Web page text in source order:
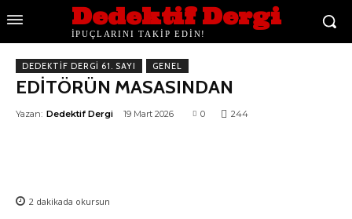
Dedektif Dergi
İPUÇLARINI TAKİP EDİN!
DEDEKTIF DERGI 61. SAYI GENEL
EDİTÖRÜN MASASINDAN
Yazan: Dedektif Dergi 19 Mart 2026 0 244
2 dakikada okursun